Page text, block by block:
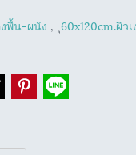
งพื้น-ผนัง , 60x120cm.ผิวเ